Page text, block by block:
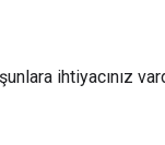
ihtiyacınız